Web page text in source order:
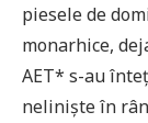
piesele de
monarhice,
AET* s-au
neliniște în